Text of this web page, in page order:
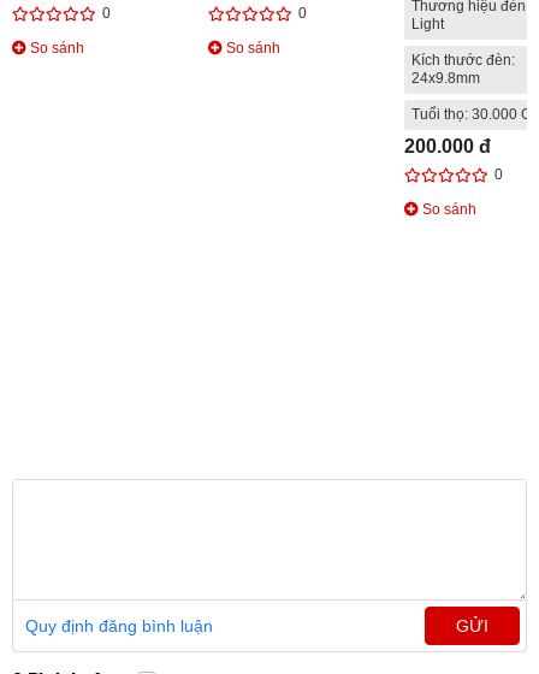
0
So sánh
0
So sánh
Thương hiệu đèn:
Light
Kích thước đèn:
24x9.8mm
Tuổi thọ: 30.000
200.000 đ
0
So sánh
Quy định đăng bình luận GỬI